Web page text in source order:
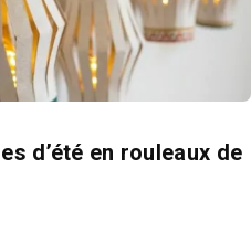
d’été en rouleaux de